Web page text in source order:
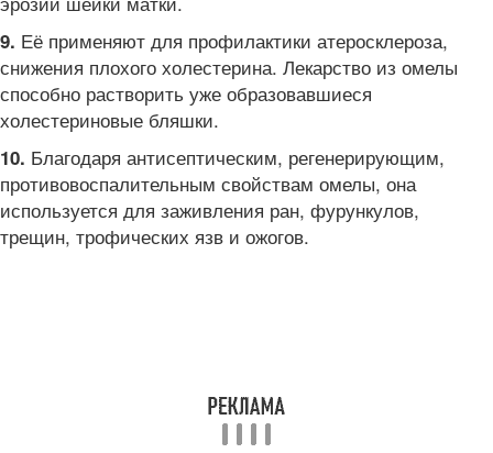
9. Её применяют для профилактики атеросклероза,
снижения плохого холестерина. Лекарство из омелы
способно растворить уже образовавшиеся
холестериновые бляшки.
10. Благодаря антисептическим, регенерирующим,
противовоспалительным свойствам омелы, она
используется для заживления ран, фурункулов,
трещин, трофических язв и ожогов.